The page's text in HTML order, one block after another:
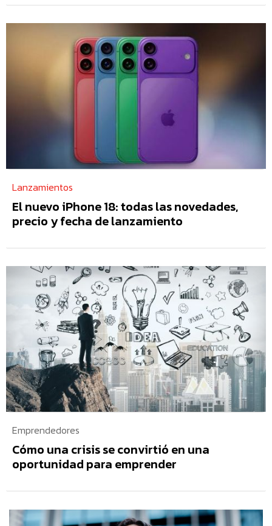
Lanzamientos
El nuevo iPhone 18: todas las novedades,
precio y fecha de lanzamiento
Emprendedores
Cómo una crisis se convirtió en una
oportunidad para emprender